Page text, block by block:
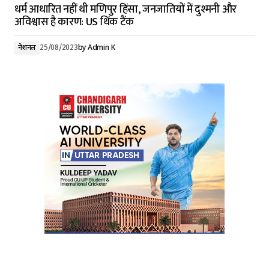
धर्म आधारित नहीं थी मणिपुर हिंसा, जनजातियों में दुश्मनी और
अविश्वास है कारण: US थिंक टैंक
नेशनल 25/08/2023byAdmin K